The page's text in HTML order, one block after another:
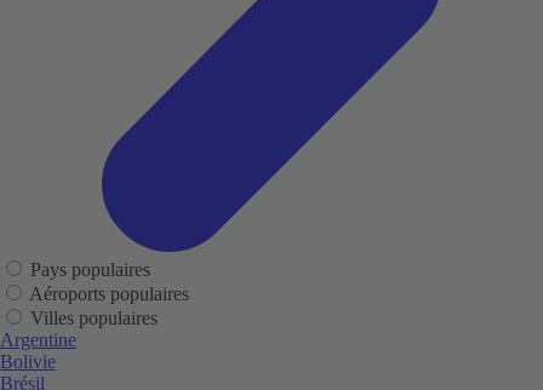
Pays populaires
Aéroports populaires
Villes populaires
Argentine
Bolivie
Brésil